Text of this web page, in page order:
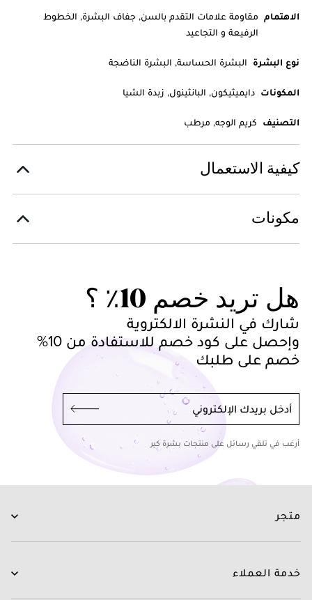
الاهتمام مقاومة علامات التقدم بالسن, جفاف البشرة, الخطوط
الرفيعة و التجاعيد
نوع البشرة البشرة الحساسة, البشرة الناضجة
المكونات دايميثيكون, البانثينول, زبدة الشيا
التصنيف كريم الوجه, مرطب
كيفية الاستعمال
مكونات
هل تريد خصم 10٪ ؟
شارك في النشرة الالكتروية
وإحصل على كود خصم للاستفادة من 10%
خصم على طلبك
أدخل بريدك الإلكتروني
أرغب في تلقي رسائل على منتجات بشرة كير
متجر
العناية بالشعر
خدمة العملاء